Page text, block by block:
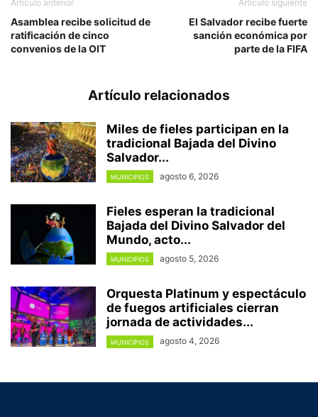
Artículo anterior
Asamblea recibe solicitud de
ratificación de cinco
convenios de la OIT
Artículo siguiente
El Salvador recibe fuerte
sanción económica por
parte de la FIFA
Artículo relacionados
Miles de fieles participan en la
tradicional Bajada del Divino
Salvador...
MUNICIPIOS agosto 6, 2026
Fieles esperan la tradicional
Bajada del Divino Salvador del
Mundo, acto...
MUNICIPIOS agosto 5, 2026
Orquesta Platinum y espectáculo
de fuegos artificiales cierran
jornada de actividades...
MUNICIPIOS agosto 4, 2026